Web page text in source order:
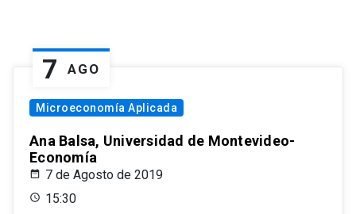
7 AGO
Microeconomía Aplicada
Ana Balsa, Universidad de Montevideo-
Economía
7 de Agosto de 2019
15:30